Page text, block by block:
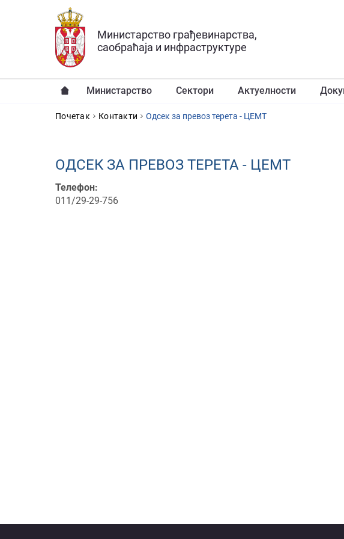
Прескочи на главни део садржаја
Министарство грађевинарства,
саобраћаја и инфраструктуре
Министарство Сектори Актуелности
YOU ARE HERE
Почетак Контакти Одсек за превоз терета - ЦЕМТ
ОДСЕК ЗА ПРЕВОЗ ТЕРЕТА - ЦЕМТ
Телефон:
011/29-29-756